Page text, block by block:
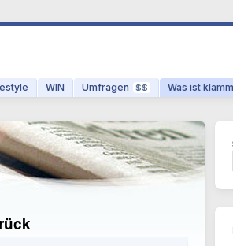
WIN Umfragen $$ Was ist